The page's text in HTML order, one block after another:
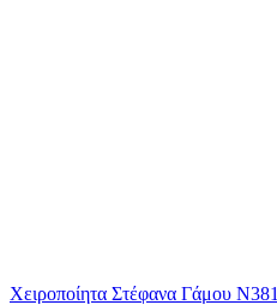
Χειροποίητα Στέφανα Γάμου Ν381